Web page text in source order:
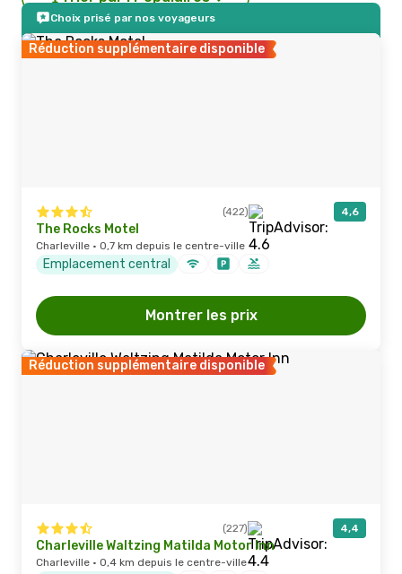
Choix prisé par nos voyageurs
Réduction supplémentaire disponible
(422) 4,6
The Rocks Motel
Charleville · 0,7 km depuis le centre-ville
Emplacement central
Montrer les prix
Réduction supplémentaire disponible
(227) 4,4
Charleville Waltzing Matilda Motor Inn
Charleville · 0,4 km depuis le centre-ville